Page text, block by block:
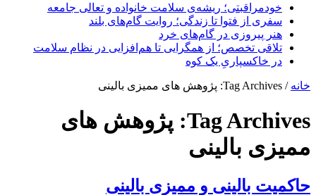
خودمراقبتی؛ ریشه‌ی سلامت خانواده و تعالی جامعه
سفری از فتوا تا زندگی؛ روایت گام‌های بلند
هنر پیروزی در گام‌های خرد
تلاقی تخصص؛ از همگرایی تا هم‌افزایی در نظام سلامت
در خاکسپاریِ یک کوه
خانه / Tag Archives: پژوهش های ممیزی بالینی
Tag Archives: پژوهش های
ممیزی بالینی
حاکمیت بالینی و ممیزی بالینی